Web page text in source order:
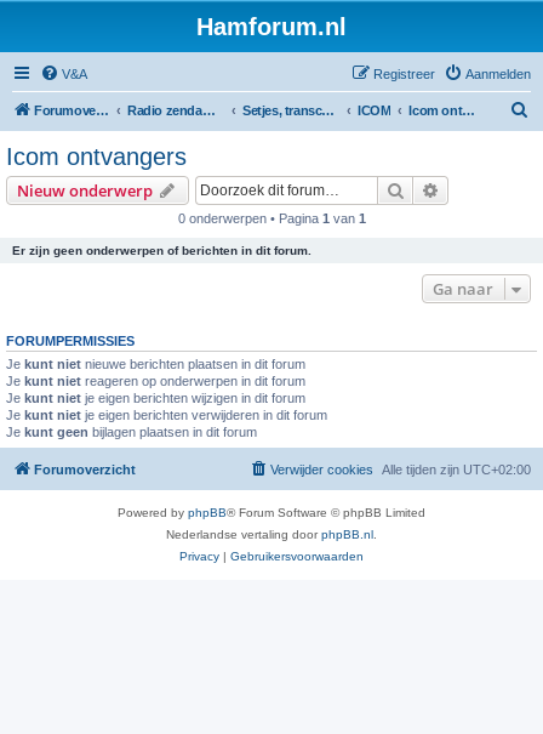
Hamforum.nl
V&A Aanmelden
Registreer
Forumoverzicht Radio zendamateur, luisteramateur en elektronica zelfbouw Setjes, transceivers, portofoons, ontvangers, mods, tips, etc ICOM Icom ontvangers
Icom ontvangers
Nieuw onderwerp Zoek
0 onderwerpen • Pagina 1 van 1
Er zijn geen onderwerpen of berichten in dit forum.
Ga naar
FORUMPERMISSIES
Je kunt niet nieuwe berichten plaatsen in dit forum
Je kunt niet reageren op onderwerpen in dit forum
Je kunt niet je eigen berichten wijzigen in dit forum
Je kunt niet je eigen berichten verwijderen in dit forum
Je kunt geen bijlagen plaatsen in dit forum
Forumoverzicht Alle tijden zijn UTC+02:00
Verwijder cookies
Powered by phpBB® Forum Software © phpBB Limited
Nederlandse vertaling doorphpBB.nl
Privacy | Gebruikersvoorwaarden